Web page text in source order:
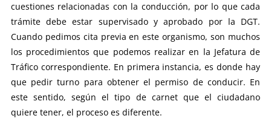
cuestiones relacionadas con la conducción, por lo que cada
trámite debe estar supervisado y aprobado por la DGT.
Cuando pedimos cita previa en este organismo, son muchos
los procedimientos que podemos realizar en la Jefatura de
Tráfico correspondiente. En primera instancia, es donde hay
que pedir turno para obtener el permiso de conducir. En
este sentido, según el tipo de carnet que el ciudadano
quiere tener, el proceso es diferente.